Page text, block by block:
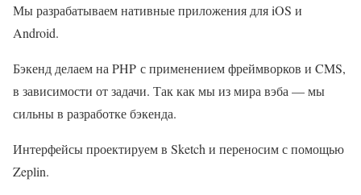
Мы разрабатываем нативные приложения для iOS и
Android.
Бэкенд делаем на PHP с применением фреймворков и CMS,
в зависимости от задачи. Так как мы из мира вэба — мы
сильны в разработке бэкенда.
Интерфейсы проектируем в Sketch и переносим с помощью
Zeplin.